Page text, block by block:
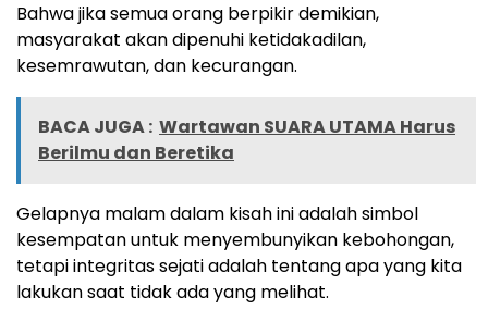
Bahwa jika semua orang berpikir demikian,
masyarakat akan dipenuhi ketidakadilan,
kesemrawutan, dan kecurangan.
BACA JUGA : Wartawan SUARA UTAMA Harus
Berilmu dan Beretika
Gelapnya malam dalam kisah ini adalah simbol
kesempatan untuk menyembunyikan kebohongan,
tetapi integritas sejati adalah tentang apa yang kita
lakukan saat tidak ada yang melihat.